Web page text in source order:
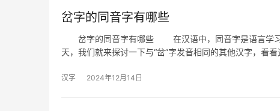
岔字的同音字有哪些
岔字的同音字有哪些 在汉语中，同音字是语言学习
天，我们就来探讨一下与“岔”字发音相同的其他汉字，看
汉字 2024年12月14日